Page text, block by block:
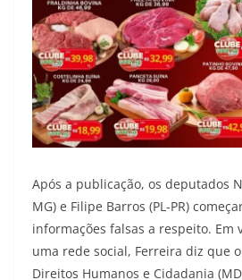
Após a publicação, os deputados
MG) e Filipe Barros (PL-PR)
informações falsas a respeito. Em
uma rede social, Ferreira diz que
Direitos Humanos e Cidadania